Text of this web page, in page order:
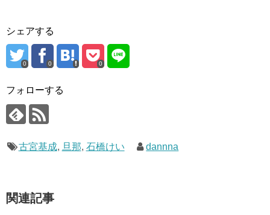
シェアする
0 0 0
フォローする
古宮基成, 旦那, 石橋けい dannna
関連記事